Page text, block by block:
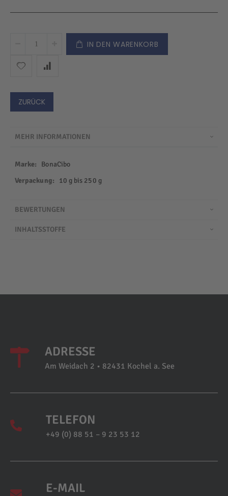
IN DEN WARENKORB
ZURÜCK
MEHR INFORMATIONEN
Mehr
Informationen
BonaCibo
10 g bis 250 g
BEWERTUNGEN
INHALTSSTOFFE
ADRESSE
Am Weidach 2 • 82431 Kochel a. See
TELEFON
+49 (0) 88 51 – 9 23 53 12
E-MAIL